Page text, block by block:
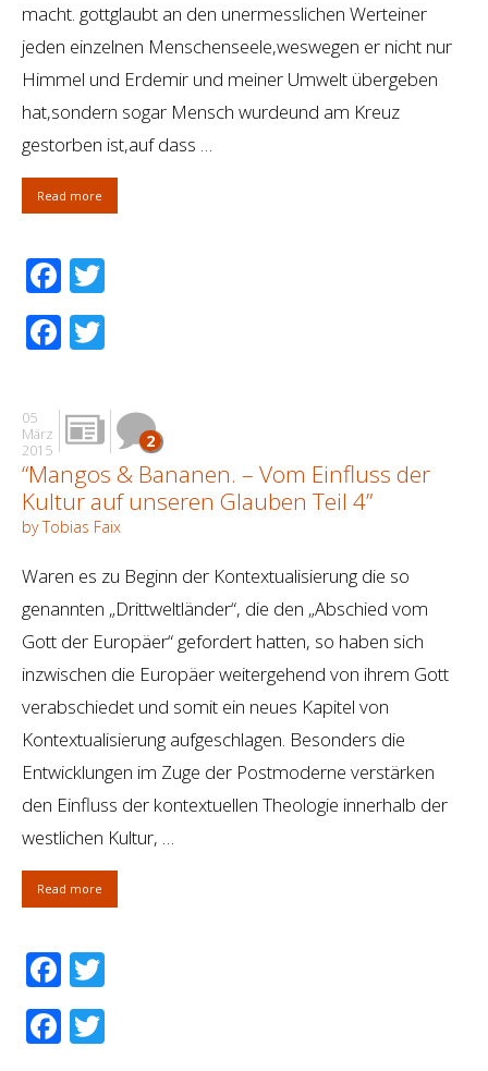
macht. gottglaubt an den unermesslichen Werteiner
jeden einzelnen Menschenseele,weswegen er nicht nur
Himmel und Erdemir und meiner Umwelt übergeben
hat,sondern sogar Mensch wurdeund am Kreuz
gestorben ist,auf dass …
Read more
Facebook
Facebook
05
März
2015
2
“Mangos & Bananen. – Vom Einfluss der
Kultur auf unseren Glauben Teil 4”
by Tobias Faix
Waren es zu Beginn der Kontextualisierung die so
genannten „Drittweltländer“, die den „Abschied vom
Gott der Europäer“ gefordert hatten, so haben sich
inzwischen die Europäer weitergehend von ihrem Gott
verabschiedet und somit ein neues Kapitel von
Kontextualisierung aufgeschlagen. Besonders die
Entwicklungen im Zuge der Postmoderne verstärken
den Einfluss der kontextuellen Theologie innerhalb der
westlichen Kultur, …
Read more
Facebook
Facebook